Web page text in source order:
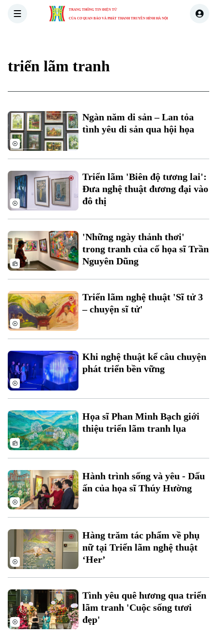
TRANG THÔNG TIN ĐIỆN TỬ
CỦA CƠ QUAN BÁO VÀ PHÁT THANH TRUYỀN HÌNH HÀ NỘI
Xu hướng
Chuyên mục
Hà Nội
Chính trị
An ninh trật tự
Công nghệ
Hà Nội
Nhịp sống Hà Nội
Người Hà Nội
Khoảnh khắc Hà Nội
Thế giới
Tin tức
Quân sự
Hồ sơ
Người Việt 4 phương
Kinh tế
Tin tức
Tài chính Ngân hàng
Doanh nghiệp
Nhà đất
Tin tức
Đầu tư
Tàu và Xe
Ô tô
Giáo dục
triển lãm tranh
Ngàn năm di sản – Lan tỏa
tình yêu di sản qua hội họa
Triển lãm 'Biên độ tương lai':
Đưa nghệ thuật đương đại vào
đô thị
'Những ngày thảnh thơi'
trong tranh của cố họa sĩ Trần
Nguyên Dũng
Triển lãm nghệ thuật 'Sĩ tử 3
– chuyện sĩ tử'
Khi nghệ thuật kể câu chuyện
phát triển bền vững
Họa sĩ Phan Minh Bạch giới
thiệu triển lãm tranh lụa
Hành trình sống và yêu - Dấu
ấn của họa sĩ Thúy Hường
Hàng trăm tác phẩm về phụ
nữ tại Triển lãm nghệ thuật
‘Her’
Tình yêu quê hương qua triển
lãm tranh 'Cuộc sống tươi
đẹp'